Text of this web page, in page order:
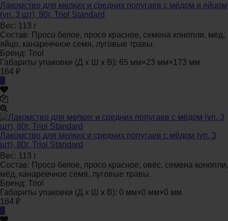
Лакомство для мелких и средних попугаев с мёдом и яйцом
(уп. 3 шт), 80г, Triol Standard
Вес: 113 г
Состав: Просо белое, просо красное, семена конопли, мёд,
яйцо, канареечное семя, луговые травы.
Бренд: Triol
Габариты упаковки (Д х Ш х В): 65 мм×23 мм×173 мм
164 ₽
Лакомство для мелких и средних попугаев с мёдом (уп. 3
шт), 80г, Triol Standard
Вес: 113 г
Состав: Просо белое, просо красное, овёс, семена конопли,
мёд, канареечное семя, луговые травы.
Бренд: Triol
Габариты упаковки (Д х Ш х В): 0 мм×0 мм×0 мм
164 ₽